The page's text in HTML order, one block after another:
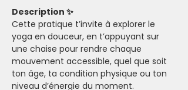
Description ✨
Cette pratique t’invite à explorer le
yoga en douceur, en t’appuyant sur
une chaise pour rendre chaque
mouvement accessible, quel que soit
ton âge, ta condition physique ou ton
niveau d’énergie du moment.